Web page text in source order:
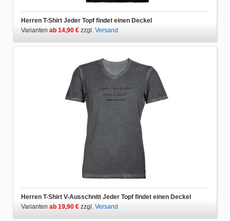
Herren T-Shirt Jeder Topf findet einen Deckel
Varianten ab 14,90 € zzgl. Versand
Herren T-Shirt V-Ausschnitt Jeder Topf findet einen Deckel
Varianten ab 19,90 € zzgl. Versand